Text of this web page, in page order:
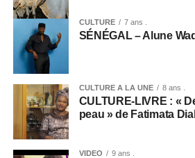
CULTURE 7 ans .
SÉNÉGAL – Alune
CULTURE A LA UNE 8 ans .
CULTURE-LIVRE : «
peau » de Fatimata
VIDEO 9 ans .